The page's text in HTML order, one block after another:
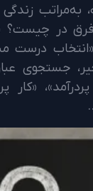
به‌مراتب
فرق در چیست؟
«انتخاب درست
جستجوی
«کار